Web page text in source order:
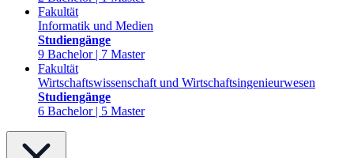
Fakultät
Informatik und Medien
Studiengänge
9 Bachelor | 7 Master
Fakultät
Wirtschaftswissenschaft und Wirtschaftsingenieurwesen
Studiengänge
6 Bachelor | 5 Master